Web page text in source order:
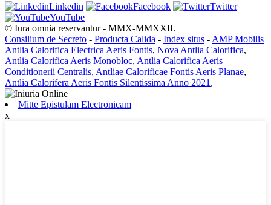
Linkedin Facebook
Twitter
YouTube
© Iura omnia reservantur - MMX-MMXXII.
Consilium de Secreto - Producta Calida - Index situs - AMP Mobilis
Antlia Calorifica Electrica Aeris Fontis, Nova Antlia Calorifica,
Antlia Calorifica Aeris Monobloc, Antlia Calorifica Aeris
Conditionerii Centralis, Antliae Calorificae Fontis Aeris Planae,
Antlia Calorifera Aeris Fontis Silentissima Anno 2021 ,
Mitte Epistulam Electronicam
x